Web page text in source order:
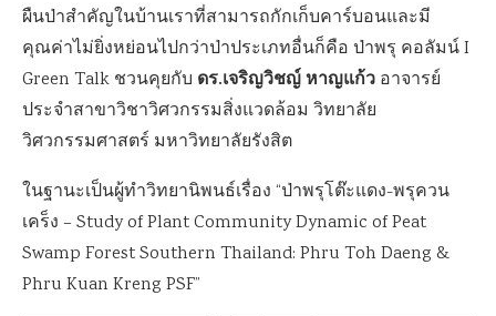
ผืนป่าสำคัญในบ้านเราที่สามารถกักเก็บคาร์บอนและมี
คุณค่าไม่ยิ่งหย่อนไปกว่าป่าประเภทอื่นก็คือ ป่าพรุ คอลัมน์ I
Green Talk ชวนคุยกับ ดร.เจริญวิชญ์ หาญแก้ว อาจารย์
ประจำสาขาวิชาวิศวกรรมสิ่งแวดล้อม วิทยาลัย
วิศวกรรมศาสตร์ มหาวิทยาลัยรังสิต
ในฐานะเป็นผู้ทำวิทยานิพนธ์เรื่อง “ป่าพรุโต๊ะแดง-พรุควน
เคร็ง – Study of Plant Community Dynamic of Peat
Swamp Forest Southern Thailand: Phru Toh Daeng &
Phru Kuan Kreng PSF”